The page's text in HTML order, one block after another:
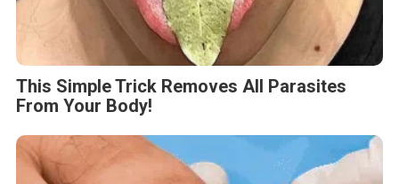
This Simple Trick Removes All Parasites
From Your Body!